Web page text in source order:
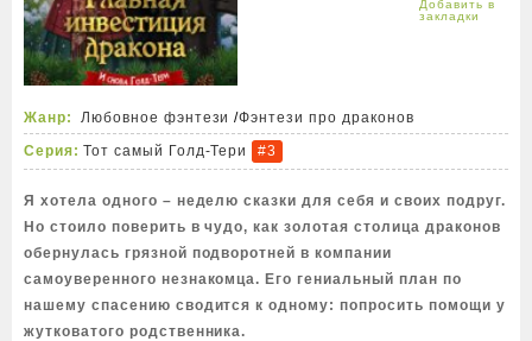
Жанр: Любовное фэнтези /Фэнтези про драконов
Серия: Тот самый Голд-Тери #3
Я хотела одного – неделю сказки для себя и своих подруг.
Но стоило поверить в чудо, как золотая столица драконов
обернулась грязной подворотней в компании
самоуверенного незнакомца. Его гениальный план по
нашему спасению сводится к одному: попросить помощи у
жутковатого родственника.